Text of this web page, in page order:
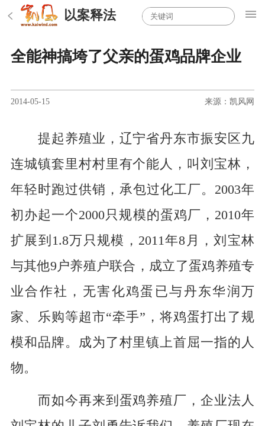
以案释法
全能神搞垮了父亲的蛋鸡品牌企业
2014-05-15 来源：凯风网
提起养殖业， 辽宁省丹东市振安区九
连城镇套里村村里有个能人，叫刘宝林，
年轻时跑过供销，承包过化工厂。2003年
初办起一个2000只规模的蛋鸡厂，2010年
扩展到1.8万只规模，2011年8月，刘宝林
与其他9户养殖户联合，成立了蛋鸡养殖专
业合作社，无害化鸡蛋已与丹东华润万
家、乐购等超市“牵手”，将鸡蛋打出了规
模和品牌。成为了村里镇上首屈一指的人
物。
而如今再来到蛋鸡养殖厂，企业法人